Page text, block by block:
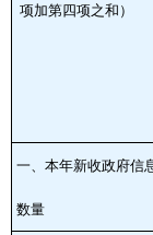
项加第四项之和）
一、本年新收政府信
数量